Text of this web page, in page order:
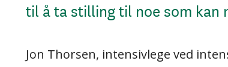
til å ta stilling til noe som kan
Jon Thorsen, intensivlege ved